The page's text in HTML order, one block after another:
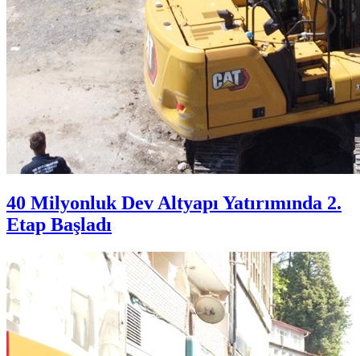
40 Milyonluk Dev Altyapı Yatırımında 2.
Etap Başladı